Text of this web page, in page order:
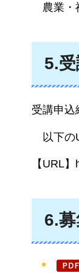
農業
5.
受講申込
以下の
【URL
6.